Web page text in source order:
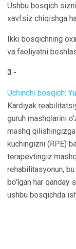
Ushbu bosqich
xavfsiz chiqishga
Ikki bosqichning
va faoliyatni
3 -
Uchinchi bosqich:
Kardiyak
guruh mashqlarini
mashq
kuchingizni (RPE)
terapevtingiz
rehabilitasyonun,
bo'lgan har qanday
ushbu bosqichda